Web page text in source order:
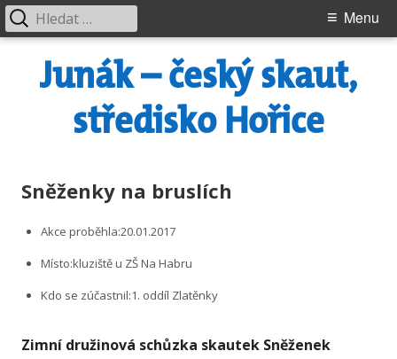
Junák – český skaut,
středisko Hořice
Primary
Menu
Menu
Vyhledávání
Sněženky na bruslích
Akce proběhla:20.01.2017
Místo:kluziště u ZŠ Na Habru
Kdo se zúčastnil:1. oddíl Zlatěnky
Zimní družinová schůzka skautek Sněženek